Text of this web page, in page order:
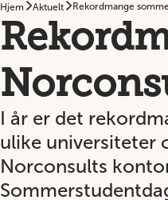
Hjem Aktuelt Rekordmange
I år er det
ulike universiteter
Norconsults